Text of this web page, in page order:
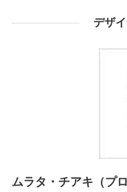
デザ
ムラタ・チアキ（プ